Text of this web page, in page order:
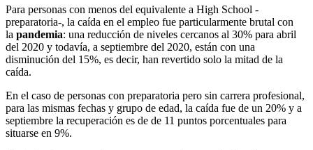
Para personas con menos del equivalente a High School -
preparatoria-, la caída en el empleo fue particularmente brutal con
la pandemia: una reducción de niveles cercanos al 30% para abril
del 2020 y todavía, a septiembre del 2020, están con una
disminución del 15%, es decir, han revertido solo la mitad de la
caída.
En el caso de personas con preparatoria pero sin carrera profesional,
para las mismas fechas y grupo de edad, la caída fue de un 20% y a
septiembre la recuperación es de de 11 puntos porcentuales para
situarse en 9%.